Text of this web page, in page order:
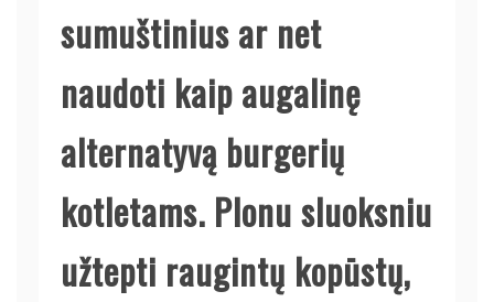
sumuštinius ar net
naudoti kaip augalinę
alternatyvą burgerių
kotletams. Plonu sluoksniu
užtepti raugintų kopūstų,